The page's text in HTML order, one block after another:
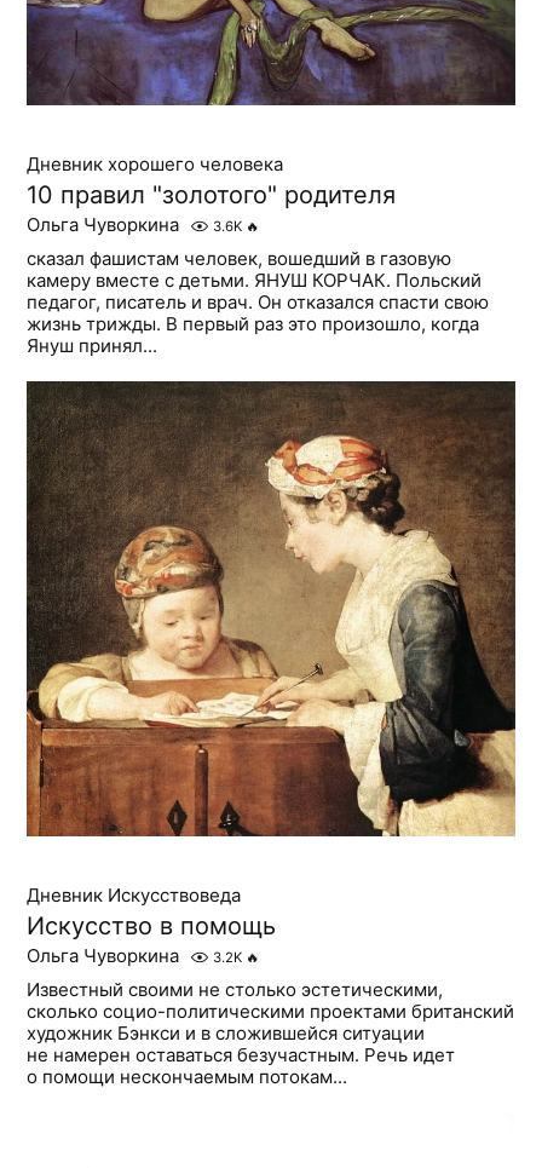
Дневник хорошего человека
10 правил "золотого" родителя
Ольга Чуворкина 3.6K 🔥
сказал фашистам человек, вошедший в газовую
камеру вместе с детьми. ЯНУШ КОРЧАК. Польский
педагог, писатель и врач. Он отказался спасти свою
жизнь трижды. В первый раз это произошло, когда
Януш принял...
Дневник Искусствоведа
Искусство в помощь
Ольга Чуворкина 3.2K 🔥
Известный своими не столько эстетическими,
сколько социо-политическими проектами британский
художник Бэнкси и в сложившейся ситуации
не намерен оставаться безучастным. Речь идет
о помощи нескончаемым потокам...